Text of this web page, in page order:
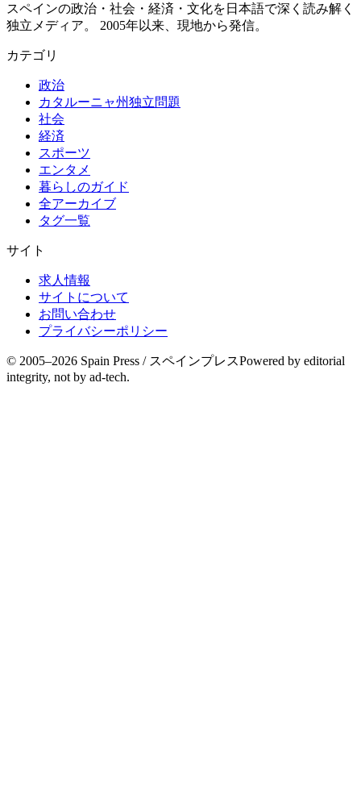
スペインの政治・社会・経済・文化を日本語で深く読み解く
独立メディア。 2005年以来、現地から発信。
カテゴリ
政治
カタルーニャ州独立問題
社会
経済
スポーツ
エンタメ
暮らしのガイド
全アーカイブ
タグ一覧
サイト
求人情報
サイトについて
お問い合わせ
プライバシーポリシー
© 2005–2026 Spain Press / スペインプレスPowered by editorial
integrity, not by ad-tech.